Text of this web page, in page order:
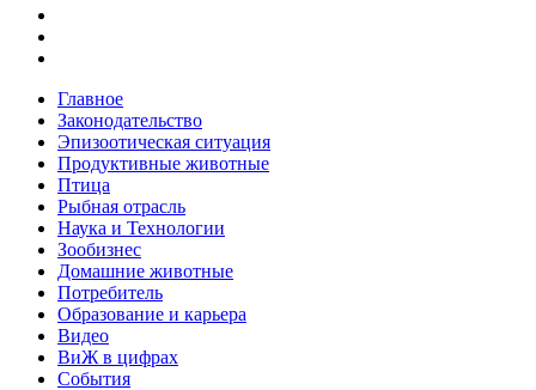
Главное
Законодательство
Эпизоотическая ситуация
Продуктивные животные
Птица
Рыбная отрасль
Наука и Технологии
Зообизнес
Домашние животные
Потребитель
Образование и карьера
Видео
ВиЖ в цифрах
События